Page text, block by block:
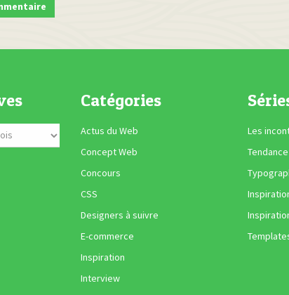
Catégories
Actus du Web
Concept Web
Concours
CSS
Designers à suivre
E-commerce
Inspiration
Interview
Les